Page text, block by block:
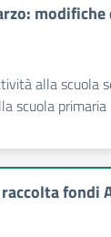
alla scuola
scuola primaria
fondi